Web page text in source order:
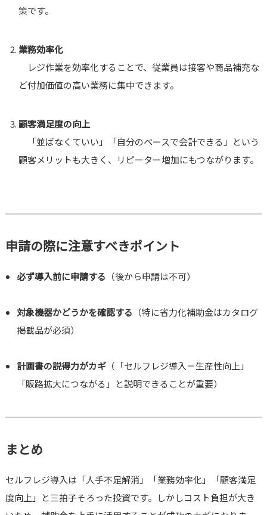
策です。
業務効率化
レジ作業を効率化することで、従業員は接客や商品補充な
ど付加価値の高い業務に集中できます。
顧客満足度の向上
「並ばなくていい」「自分のペースで会計できる」という
顧客メリットも大きく、リピーター増加にもつながります。
申請の際に注意すべきポイント
必ず導入前に申請する （後から申請は不可）
対象機器かどうかを確認する （特に省力化補助金はカタログ
掲載品が必須）
計画書の説得力がカギ （「セルフレジ導入＝生産性向上」
「販路拡大につながる」と説明できることが重要）
まとめ
セルフレジ導入は「人手不足解消」「業務効率化」「顧客満足
度向上」と三拍子そろった投資です。しかしコスト負担が大き